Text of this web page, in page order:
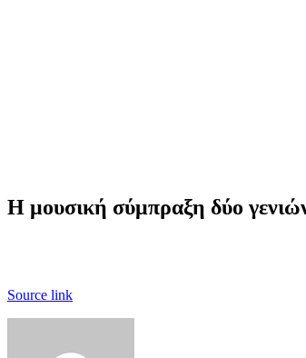
Η μουσική σύμπραξη δύο
Source link